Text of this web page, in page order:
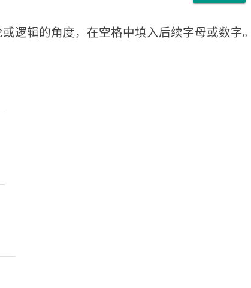
逻辑的角度，在空格中填入后续字母或数字。